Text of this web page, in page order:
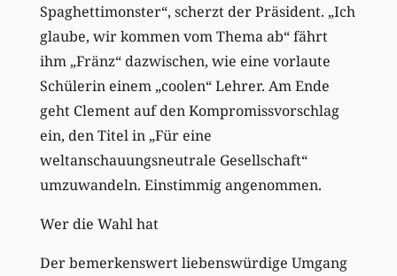
Spaghettimonster“, scherzt der Präsident. „Ich
glaube, wir kommen vom Thema ab“ fährt
ihm „Fränz“ dazwischen, wie eine vorlaute
Schülerin einem „coolen“ Lehrer. Am Ende
geht Clement auf den Kompromissvorschlag
ein, den Titel in „Für eine
weltanschauungsneutrale Gesellschaft“
umzuwandeln. Einstimmig angenommen.
Wer die Wahl hat
Der bemerkenswert liebenswürdige Umgang